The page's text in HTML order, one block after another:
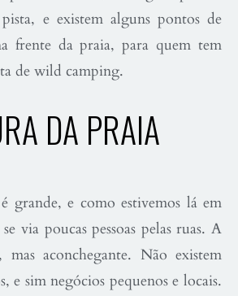
e existem alguns pontos de
frente da praia, para quem tem
de wild camping.
DA PRAIA
grande, e como estivemos lá em
via poucas pessoas pelas ruas. A
mas aconchegante. Não existem
e sim negócios pequenos e locais.